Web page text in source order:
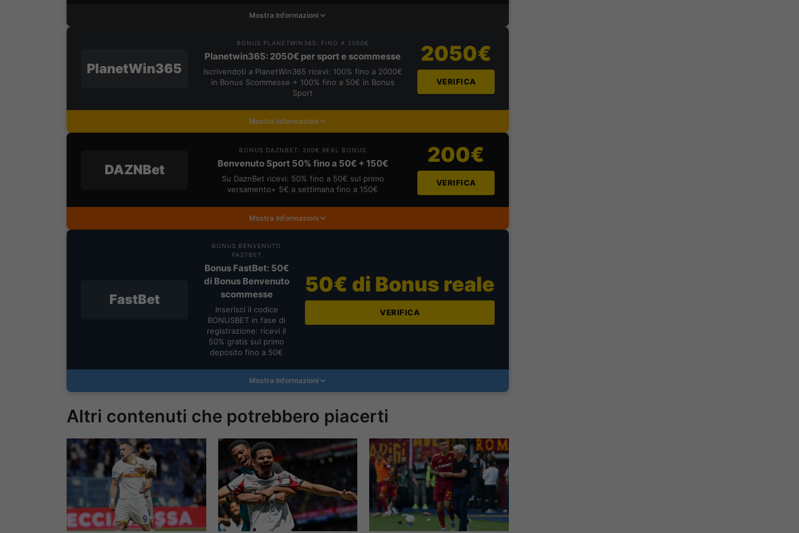
Mostra Informazioni
PlanetWin365
BONUS PLANETWIN365: FINO A 2050€
Planetwin365: 2050€ per sport e scommesse
Iscrivendoti a PlanetWin365 ricevi: 100% fino a 2000€
in Bonus Scommesse + 100% fino a 50€ in Bonus
Sport
2050€
VERIFICA
Mostra Informazioni
DAZNBet
BONUS DAZNBET: 200€ REAL BONUS
Benvenuto Sport 50% fino a 50€ + 150€
Su DaznBet ricevi: 50% fino a 50€ sul primo
versamento+ 5€ a settimana fino a 150€
200€
VERIFICA
Mostra Informazioni
FastBet
BONUS BENVENUTO
FASTBET
Bonus FastBet: 50€
di Bonus Benvenuto
scommesse
Inserisci il codice
BONUSBET in fase di
registrazione: ricevi il
50% gratis sul primo
deposito fino a 50€
50€ di Bonus reale
VERIFICA
Mostra Informazioni
Altri contenuti che potrebbero piacerti